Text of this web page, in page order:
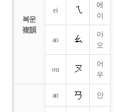
복운
複韻
ei
에
이
ao
아
오
ou
어
우
an 안